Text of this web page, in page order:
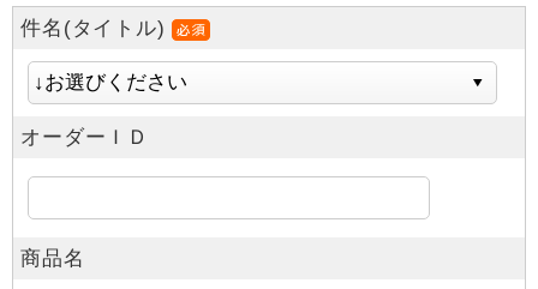
件名(タイトル)
オーダーＩＤ
商品名